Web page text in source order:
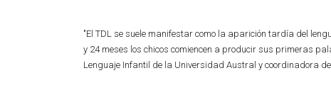
"El TDL se suele manifestar como la aparición tardía del
y 24 meses los chicos comiencen a producir sus primeras
Lenguaje Infantil de la Universidad Austral y coordinadora